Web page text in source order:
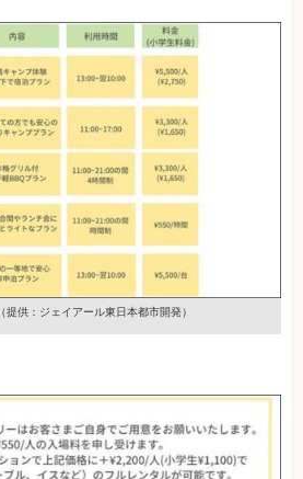
（提供：ジェイアール東日本都市開発）